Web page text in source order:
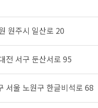
원주시 일산로 20
전 서구 둔산서로 95
서울 노원구 한글비석로 68